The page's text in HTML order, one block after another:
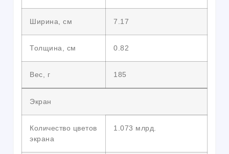
Ширина, см 7.17
Толщина, см 0.82
Вес, г 185
Экран
Количество цветов
экрана
1.073 млрд.